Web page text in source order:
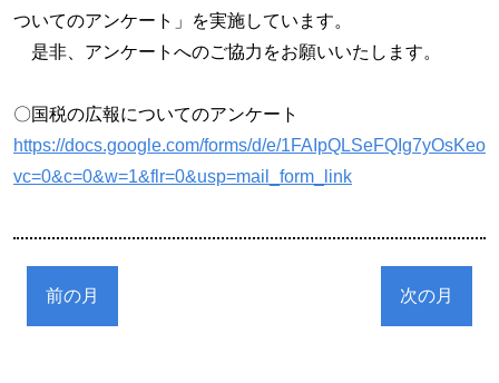
ついてのアンケート」を実施しています。
是非、アンケートへのご協力をお願いいたします。
〇国税の広報についてのアンケート
https://docs.google.com/forms/d/e/
vc=0&c=0&w=1&flr=0&usp=mail_form_link
前の月 次の月